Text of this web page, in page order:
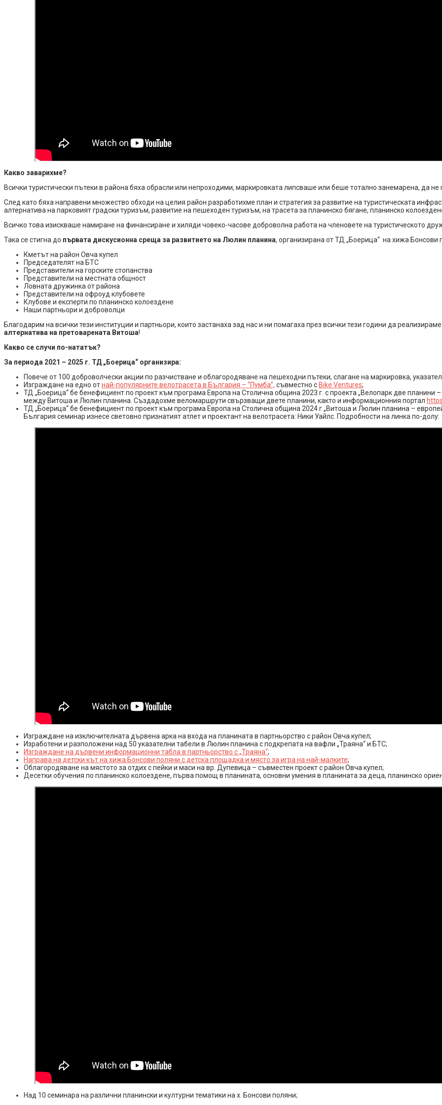
Какво заварихме?
Всички туристически пътеки в района бяха обрасли или непроходими, маркировката липсваше или беше тотално занемарена, да
След като бяха направени множество обходи на целия район разработихме план и стратегия за развитие на туристическата
алтернатива на парковият градски туризъм, развитие на пешеходен туризъм, на трасета за планинско бягане, планинско
Всичко това изискваше намиране на финансиране и хиляди човеко-часове доброволна работа на членовете на туристическото
Така се стигна до първата дискусионна среща за развитието на Люлин планина, организирана от ТД „Боерица“ на хижа Бонсови
Кметът на район Овча купел
Председателят на БТС
Представители на горските стопанства
Представители на местната общност
Ловната дружинка от района
Представители на офроуд клубовете
Клубове и експерти по планинско колоездене
Наши партньори и доброволци
Благодарим на всички тези институции и партньори, които застанаха зад нас и ни помагаха през всички тези години да
алтернатива на претоварената Витоша!
Какво се случи по-нататък?
За периода 2021 – 2025 г. ТД „Боерица“ организира:
Повече от 100 доброволчески акции по разчистване и облагородяване на пешеходни пътеки, слагане на маркировка,
Изграждане на едно отнай-популярните велотрасета в България – “Пумба”, съвместно с Bike Ventures;
ТД „Боерица“ бе бенефициент по проект към програма Европа на Столична община 2023 г. с проекта „Велопарк две планини
между Витоша и Люлин планина. Създадохме веломаршрути свързващи двете планини, както и информационния портал
ТД „Боерица“ бе бенефициент по проект към програма Европа на Столична община 2024 г „Витоша и Люлин планина –
България семинар изнесе световно признатият атлет и проектант на велотрасета: Ники Уайлс. Подробности на линка по-долу:
Изграждане на изключителната дървена арка на входа на планината в партньорство с район Овча купел;
Изработени и разположени над 50 указателни табели в Люлин планина с подкрепата на вафли „Траяна“ и БТС;
Изграждане на дървени информационни табла в партньорство с „Траяна“;
Направа на детски кът на хижа Бонсови поляни с детска площадка и място за игра на най-малките;
Облагородяване на мястото за отдих с пейки и маси на вр. Дупевица – съвместен проект с район Овча купел;
Десетки обучения по планинско колоездене, първа помощ в планината, основни умения в планината за деца, планинско
Над 10 семинара на различни планински и културни тематики на х. Бонсови поляни;